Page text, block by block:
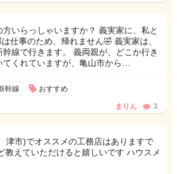
いらっしゃいますか？ 義実家に、私と
仕事のため、帰れません🤣 義実家は、
線で行きます。 義両親が、どこか行き
くれていますが、亀山市から…
幹線 おすすめ
まりん 3
津市)でオススメの工務店はありますで
教えていただけると嬉しいです ハウスメ